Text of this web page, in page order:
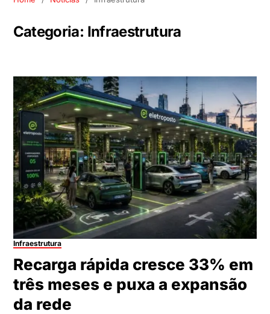
Categoria: Infraestrutura
Infraestrutura
Recarga rápida cresce 33% em
três meses e puxa a expansão
da rede